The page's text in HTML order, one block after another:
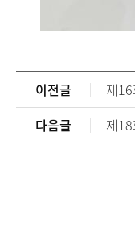
이전글
제
다음글
제